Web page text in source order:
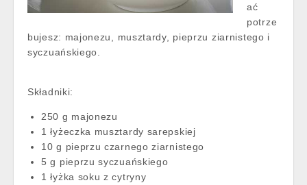
ać
potrze
bujesz: majonezu, musztardy, pieprzu ziarnistego i
syczuańskiego.
Składniki:
250 g majonezu
1 łyżeczka musztardy sarepskiej
10 g pieprzu czarnego ziarnistego
5 g pieprzu syczuańskiego
1 łyżka soku z cytryny